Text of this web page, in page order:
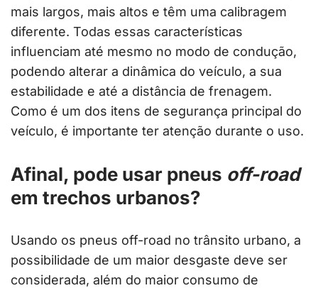
mais largos, mais altos e têm uma calibragem
diferente. Todas essas características
influenciam até mesmo no modo de condução,
podendo alterar a dinâmica do veículo, a sua
estabilidade e até a distância de frenagem.
Como é um dos itens de segurança principal do
veículo, é importante ter atenção durante o uso.
Afinal, pode usar pneus off-road
em trechos urbanos?
Usando os pneus off-road no trânsito urbano, a
possibilidade de um maior desgaste deve ser
considerada, além do maior consumo de